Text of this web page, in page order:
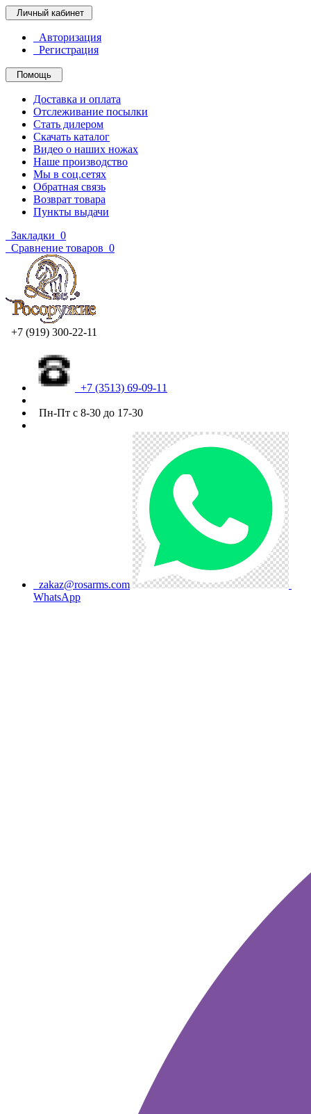
Личный кабинет
Авторизация
Регистрация
Помощь
Доставка и оплата
Отслеживание посылки
Стать дилером
Скачать каталог
Видео о наших ножах
Наше производство
Мы в соц.сетях
Обратная связь
Возврат товара
Пункты выдачи
Закладки 0
Сравнение товаров 0
+7 (919) 300-22-11
+7 (3513) 69-09-11
Пн-Пт с 8-30 до 17-30
zakaz@rosarms.com
WhatsApp